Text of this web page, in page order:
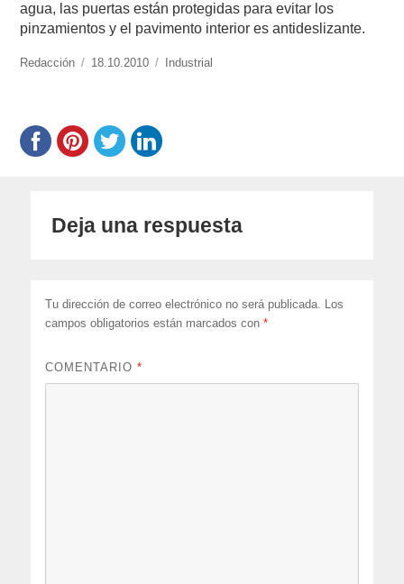
agua, las puertas están protegidas para evitar los
pinzamientos y el pavimento interior es antideslizante.
https://www.experimenta.es/author/redaccion/
Redacción
Publicado
18.10.2010 Categorías
Industrial
Deja una respuesta
Tu dirección de correo electrónico no será publicada. Los
campos obligatorios están marcados con*
COMENTARIO*